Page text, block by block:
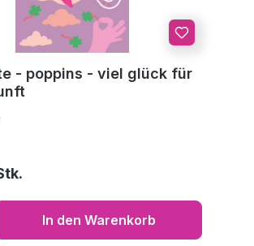
- poppins - viel glück für
Preis:
In den Warenkorb